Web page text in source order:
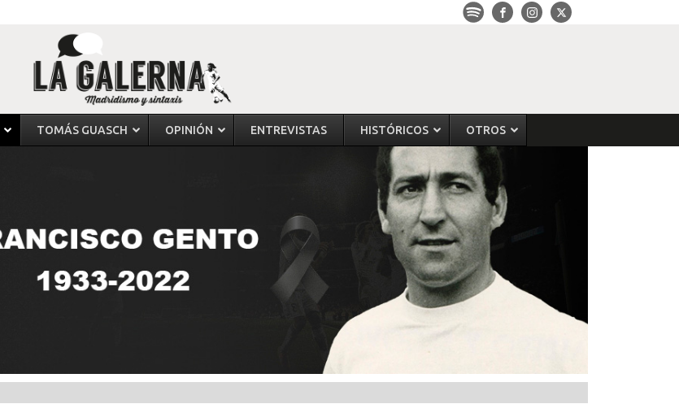
TOMÁS GUASCH OPINIÓN ENTREVISTAS HISTÓRICOS OTROS